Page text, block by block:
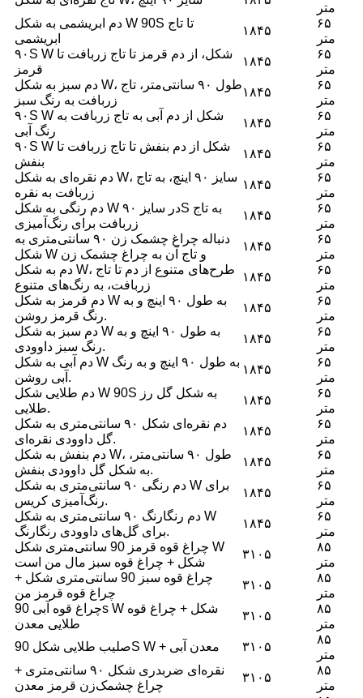
متر
دم ابریشمی به شکل W 90S تا تاج
ابریشمی
۱۸۴۵
۶۵
متر
۹۰S W شکل، از دم قرمز تا تاج زربافت تا
قرمز
۱۸۴۵
۶۵
متر
دم سبز به شکل W، طول ۹۰ سانتی‌متر، تاج
زربافت به رنگ سبز
۱۸۴۵
۶۵
متر
۹۰S W شکل از دم آبی به تاج زربافت به
رنگ آبی
۱۸۴۵
۶۵
متر
۹۰S W شکل از دم بنفش تا تاج زربافت تا
بنفش
۱۸۴۵
۶۵
متر
دم نقره‌ای به شکل W، سایز ۹۰ اینچ، به تاج
زربافت به نقره
۱۸۴۵
۶۵
متر
دم رنگی به شکل W در سایز ۹۰S به تاج
زربافت برای رنگ‌آمیزی
۱۸۴۵
۶۵
متر
دنباله چراغ چشمک زن ۹۰ سانتی‌متری به
شکل W و تاج آن به چراغ چشمک زن
۱۸۴۵
۶۵
متر
دم به شکل W، طرح‌های متنوع از دم تا تاج
زربافت، به رنگ‌های متنوع
۱۸۴۵
۶۵
متر
دم قرمز به شکل W به طول ۹۰ اینچ و به
رنگ قرمز روشن.
۱۸۴۵
۶۵
متر
دم سبز به شکل W به طول ۹۰ اینچ و به
رنگ سبز داوودی.
۱۸۴۵
۶۵
متر
دم آبی به شکل W به طول ۹۰ اینچ و به رنگ
آبی روشن.
۱۸۴۵
۶۵
متر
دم طلایی شکل W 90S به شکل گل رز
طلایی.
۱۸۴۵
۶۵
متر
دم نقره‌ای شکل ۹۰ سانتی‌متری به شکل
گل داوودی نقره‌ای.
۱۸۴۵
۶۵
متر
دم بنفش به شکل W، طول ۹۰ سانتی‌متر،
به شکل گل داوودی بنفش.
۱۸۴۵
۶۵
متر
دم رنگی ۹۰ سانتی‌متری به شکل W برای
رنگ‌آمیزی کریس.
۱۸۴۵
۶۵
متر
دم رنگارنگ ۹۰ سانتی‌متری به شکل W
برای گل‌های داوودی رنگارنگ.
۱۸۴۵
۶۵
متر
چراغ قوه قرمز 90 سانتی‌متری شکل W
شکل + چراغ قوه سبز مال من است
۳۱۰۵
۸۵
متر
چراغ قوه سبز 90 سانتی‌متری شکل +
چراغ قوه قرمز من
۳۱۰۵
۸۵
متر
چراغ قوه آبی 90s W شکل + چراغ قوه
طلایی معدن
۳۱۰۵
۸۵
متر
صلیب طلایی شکل 90S W + معدن آبی
۳۱۰۵
۸۵
متر
نقره‌ای ضربدری شکل ۹۰ سانتی‌متری +
چراغ چشمک‌زن قرمز معدن
۳۱۰۵
۸۵
متر